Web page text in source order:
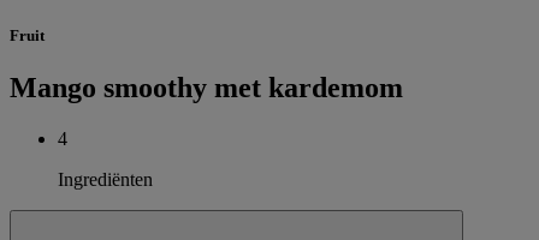
Fruit
Mango smoothy met kardemom
4
Ingrediënten